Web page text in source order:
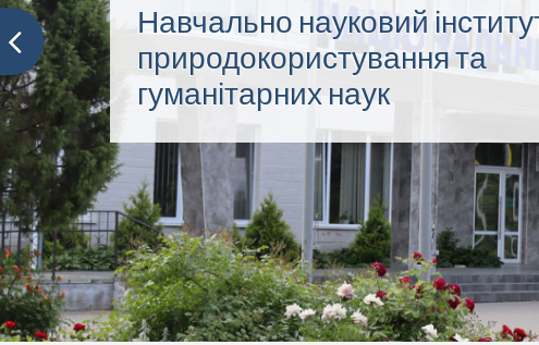
Науковий потенціал ННІ
природокористування та
гуманітарних наук